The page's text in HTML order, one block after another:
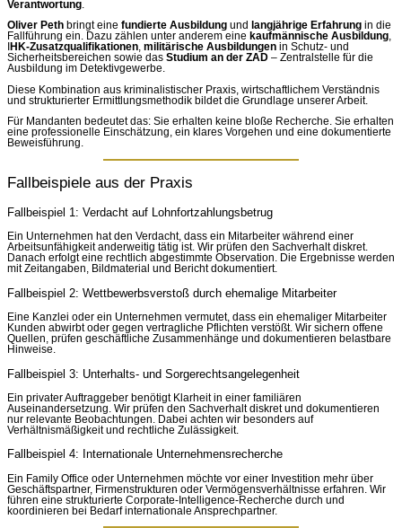
Verantwortung
Oliver Peth bringt eine fundierte Ausbildung und langjährige Erfahrung in die
Fallführung ein. Dazu zählen unter anderem eine kaufmännische Ausbildung,
HK-Zusatzqualifikationen, militärische Ausbildungen in Schutz- und
Sicherheitsbereichen sowie das Studium an der ZAD – Zentralstelle für die
Ausbildung im Detektivgewerbe.
Diese Kombination aus kriminalistischer Praxis, wirtschaftlichem Verständnis
und strukturierter Ermittlungsmethodik bildet die Grundlage unserer Arbeit.
Für Mandanten bedeutet das: Sie erhalten keine bloße Recherche. Sie erhalten
eine professionelle Einschätzung, ein klares Vorgehen und eine dokumentierte
Beweisführung.
Fallbeispiele aus der Praxis
Fallbeispiel 1: Verdacht auf Lohnfortzahlungsbetrug
Ein Unternehmen hat den Verdacht, dass ein Mitarbeiter während einer
Arbeitsunfähigkeit anderweitig tätig ist. Wir prüfen den Sachverhalt diskret.
Danach erfolgt eine rechtlich abgestimmte Observation. Die Ergebnisse werden
mit Zeitangaben, Bildmaterial und Bericht dokumentiert.
Fallbeispiel 2: Wettbewerbsverstoß durch ehemalige Mitarbeiter
Eine Kanzlei oder ein Unternehmen vermutet, dass ein ehemaliger Mitarbeiter
Kunden abwirbt oder gegen vertragliche Pflichten verstößt. Wir sichern offene
Quellen, prüfen geschäftliche Zusammenhänge und dokumentieren belastbare
Hinweise.
Fallbeispiel 3: Unterhalts- und Sorgerechtsangelegenheit
Ein privater Auftraggeber benötigt Klarheit in einer familiären
Auseinandersetzung. Wir prüfen den Sachverhalt diskret und dokumentieren
nur relevante Beobachtungen. Dabei achten wir besonders auf
Verhältnismäßigkeit und rechtliche Zulässigkeit.
Fallbeispiel 4: Internationale Unternehmensrecherche
Ein Family Office oder Unternehmen möchte vor einer Investition mehr über
Geschäftspartner, Firmenstrukturen oder Vermögensverhältnisse erfahren. Wir
führen eine strukturierte Corporate-Intelligence-Recherche durch und
koordinieren bei Bedarf internationale Ansprechpartner.